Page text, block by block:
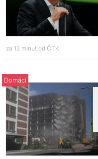
za 12 minut od ČTK
Domácí